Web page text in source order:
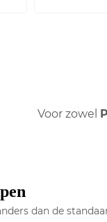
Voor zowel
dan de